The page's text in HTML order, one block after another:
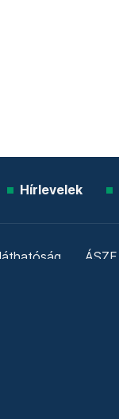
Hírlevelek
ÁSZF